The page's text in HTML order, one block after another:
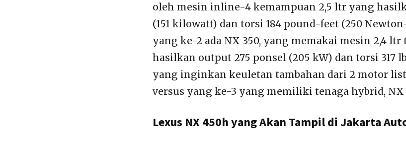
oleh mesin inline-4 kemampuan 2,5 ltr yang
(151 kilowatt) dan torsi 184 pound-feet (250
yang ke-2 ada NX 350, yang memakai mesin 2,4 ltr
hasilkan output 275 ponsel (205 kW) dan torsi 317
yang inginkan keuletan tambahan dari 2 motor
versus yang ke-3 yang memiliki tenaga hybrid, NX
Lexus NX 450h yang Akan Tampil di Jakarta